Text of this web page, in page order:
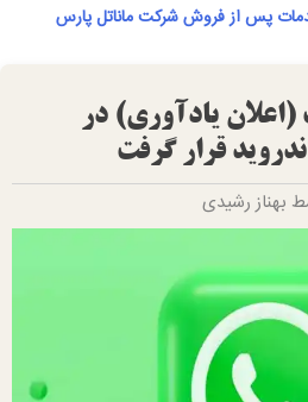
پس از فروش شرکت ماناتل پارس
یادآوری) در
قرار گرفت